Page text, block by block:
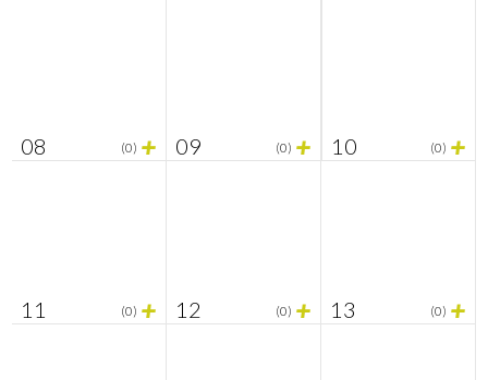
08 (0) + 09 (0) + 10 (0) +
11 (0) + 12 (0) + 13 (0) +